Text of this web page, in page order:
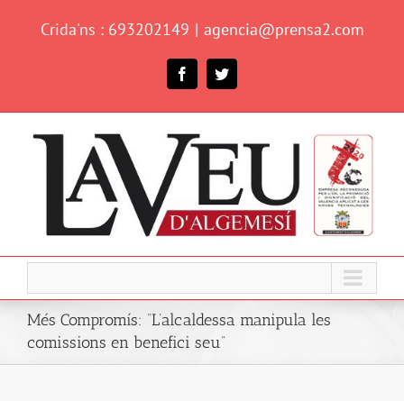
Crida'ns : 693202149 | agencia@prensa2.com
FacebookTwitter
Més Compromís: “L’alcaldessa manipula les
comissions en benefici seu”